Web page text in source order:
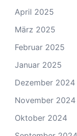
April 2025
März 2025
Februar 2025
Januar 2025
Dezember 2024
November 2024
Oktober 2024